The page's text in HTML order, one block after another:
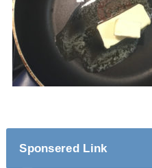
Sponsered Link